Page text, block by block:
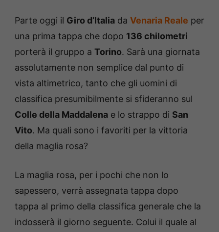
Parte oggi il Giro d’Italia da Venaria Reale per
una prima tappa che dopo 136 chilometri
porterà il gruppo a Torino. Sarà una giornata
assolutamente non semplice dal punto di
vista altimetrico, tanto che gli uomini di
classifica presumibilmente si sfideranno sul
Colle della Maddalena e lo strappo di San
Vito. Ma quali sono i favoriti per la vittoria
della maglia rosa?
La maglia rosa, per i pochi che non lo
sapessero, verrà assegnata tappa dopo
tappa al primo della classifica generale che la
indosserà il giorno seguente. Colui il quale al